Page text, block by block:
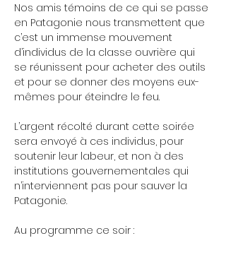
Nos amis témoins de ce qui se passe
en Patagonie nous transmettent que
c’est un immense mouvement
d’individus de la classe ouvrière qui
se réunissent pour acheter des outils
et pour se donner des moyens eux-
mêmes pour éteindre le feu.
L’argent récolté durant cette soirée
sera envoyé à ces individus, pour
soutenir leur labeur, et non à des
institutions gouvernementales qui
n’interviennent pas pour sauver la
Patagonie.
Au programme ce soir :